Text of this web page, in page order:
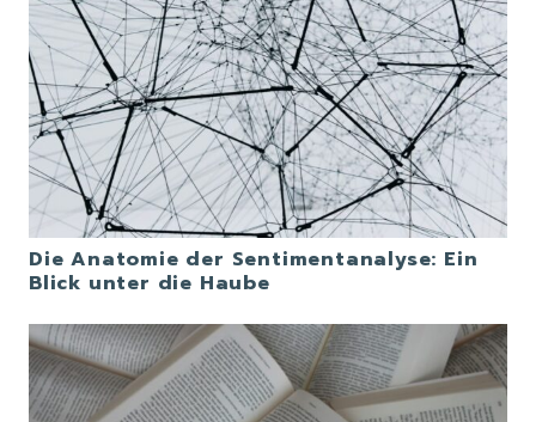
Die Anatomie der Sentimentanalyse: Ein
Blick unter die Haube